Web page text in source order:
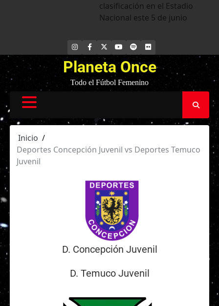
clasificación en el Estadio
Nacional este 5 de junio
INSTAGRAM
FACEBOOK YOUTUBE
SPOTIFYFLICKR
Planeta Once
Todo el Fútbol Femenino
Inicio
Deportes Concepción Juvenil vs Deportes Temuco
Juvenil
D. Concepción Juvenil
D. Temuco Juvenil